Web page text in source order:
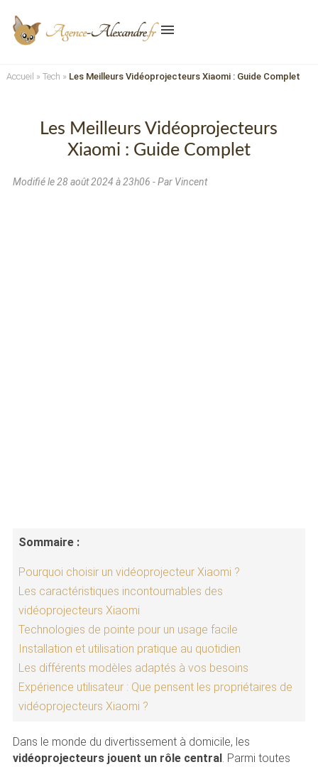
menu
Accueil » Tech » Les Meilleurs Vidéoprojecteurs Xiaomi : Guide Complet
Les Meilleurs Vidéoprojecteurs
Xiaomi : Guide Complet
Modifié le28 août 2024 à 23h06 - Par Vincent
Sommaire :
Pourquoi choisir un vidéoprojecteur Xiaomi ?
Les caractéristiques incontournables des
vidéoprojecteurs Xiaomi
Technologies de pointe pour un usage facile
Installation et utilisation pratique au quotidien
Les différents modèles adaptés à vos besoins
Expérience utilisateur : Que pensent les propriétaires de
vidéoprojecteurs Xiaomi ?
Dans le monde du divertissement à domicile, les
vidéoprojecteurs jouent un rôle central. Parmi toutes